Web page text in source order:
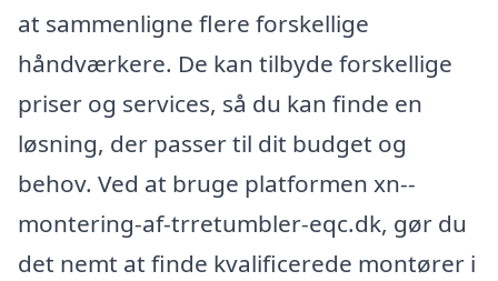
at sammenligne flere forskellige
håndværkere. De kan tilbyde forskellige
priser og services, så du kan finde en
løsning, der passer til dit budget og
behov. Ved at bruge platformen xn--
montering-af-trretumbler-eqc.dk, gør du
det nemt at finde kvalificerede montører i